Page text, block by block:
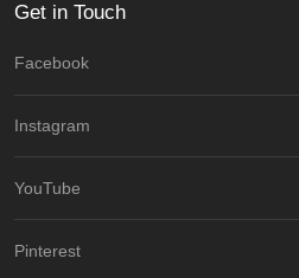
Get in Touch
Facebook
Instagram
YouTube
Pinterest